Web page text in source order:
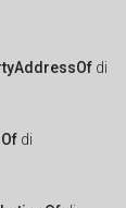
di
di